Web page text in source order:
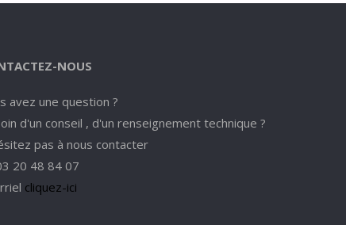
NOUS
avez une question ?
d'un conseil , d'un renseignement technique ?
pas à nous contacter
20 48 84 07
cliquez-ici